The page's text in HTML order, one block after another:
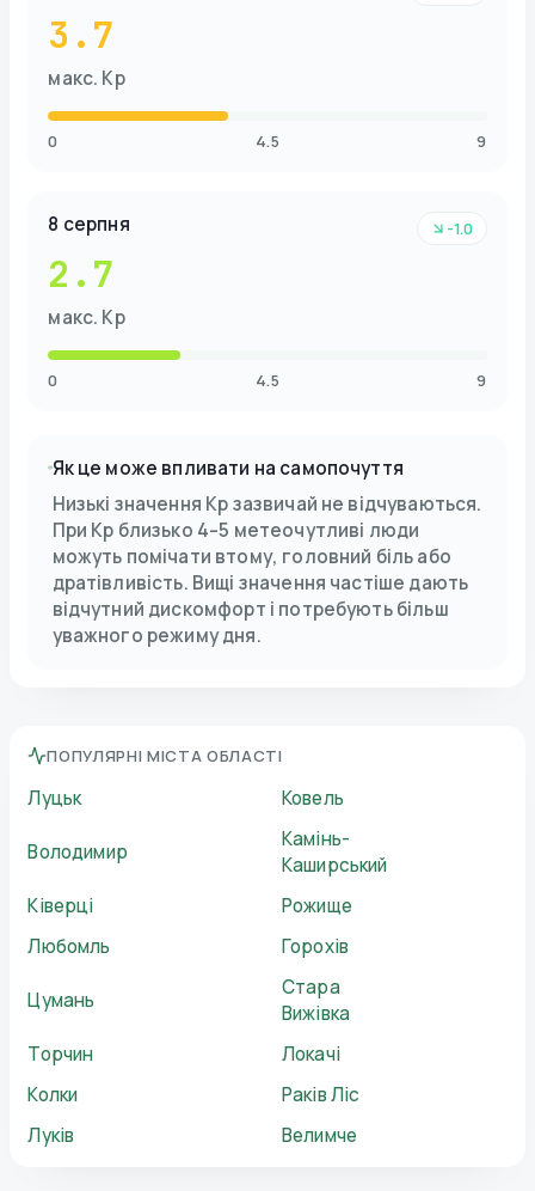
3.7
макс. Kp
0 4.5 9
8 серпня
2.7
макс. Kp
-1.0
0 4.5 9
Як це може впливати на самопочуття
Низькі значення Kp зазвичай не відчуваються.
При Kp близько 4–5 метеочутливі люди
можуть помічати втому, головний біль або
дратівливість. Вищі значення частіше дають
відчутний дискомфорт і потребують більш
уважного режиму дня.
ПОПУЛЯРНІ МІСТА ОБЛАСТІ
Луцьк Ковель
Володимир
Камінь-
Каширський
Ківерці
Рожище
Любомль
Горохів
Цумань
Стара
Вижівка
Торчин
Локачі
Колки
Раків Ліс
Луків
Велимче